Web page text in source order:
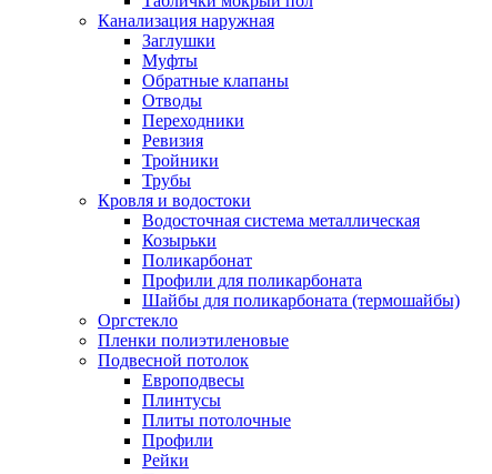
Канализация наружная
Заглушки
Муфты
Обратные клапаны
Отводы
Переходники
Ревизия
Тройники
Трубы
Кровля и водостоки
Водосточная система металлическая
Козырьки
Поликарбонат
Профили для поликарбоната
Шайбы для поликарбоната (термошайбы)
Оргстекло
Пленки полиэтиленовые
Подвесной потолок
Европодвесы
Плинтусы
Плиты потолочные
Профили
Рейки